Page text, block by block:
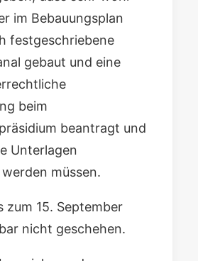
im Bebauungsplan
festgeschriebene
gebaut und eine
beim
beantragt und
Unterlagen
müssen.
zum 15. September
nicht geschehen.